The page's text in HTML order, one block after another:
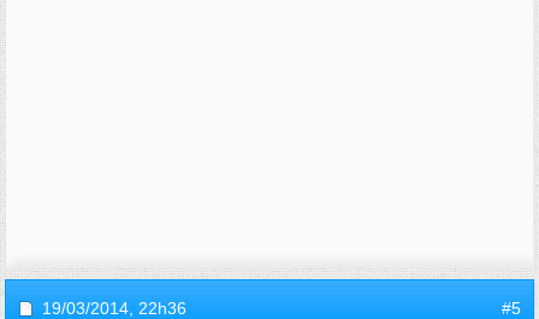
19/03/2014, 22h36 #5